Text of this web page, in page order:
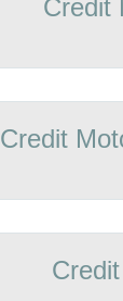
Credit
Credit